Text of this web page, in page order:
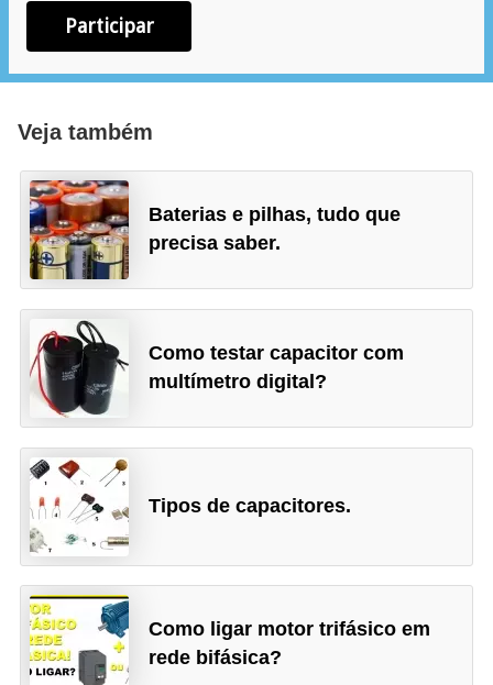
Participar
Veja também
Baterias e pilhas, tudo que
precisa saber.
Como testar capacitor com
multímetro digital?
Tipos de capacitores.
Como ligar motor trifásico em
rede bifásica?
m
l
t
r
i
c
i
d
a
d
e